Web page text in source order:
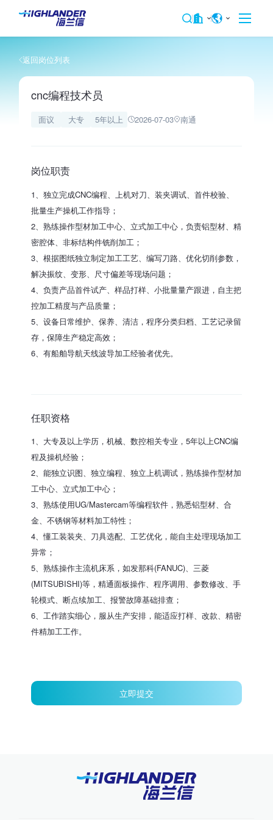
返回岗位列表
cnc编程技术员
面议 大专 5年以上 2026-07-03 南通
岗位职责
1、独立完成CNC编程、上机对刀、装夹调试、首件校验、
批量生产操机工作指导；
2、熟练操作型材加工中心、立式加工中心，负责铝型材、精
密腔体、非标结构件铣削加工；
3、根据图纸独立制定加工工艺、编写刀路、优化切削参数，
解决振纹、变形、尺寸偏差等现场问题；
4、负责产品首件试产、样品打样、小批量量产跟进，自主把
控加工精度与产品质量；
5、设备日常维护、保养、清洁，程序分类归档、工艺记录留
存，保障生产稳定高效；
6、有船舶导航天线波导加工经验者优先。
任职资格
1、大专及以上学历，机械、数控相关专业，5年以上CNC编
程及操机经验；
2、能独立识图、独立编程、独立上机调试，熟练操作型材加
工中心、立式加工中心；
3、熟练使用UG/Mastercam等编程软件，熟悉铝型材、合
金、不锈钢等材料加工特性；
4、懂工装装夹、刀具选配、工艺优化，能自主处理现场加工
异常；
5、熟练操作主流机床系，如发那科(FANUC)、三菱
(MITSUBISHI)等，精通面板操作、程序调用、参数修改、手
轮模式、断点续加工、报警故障基础排查；
6、工作踏实细心，服从生产安排，能适应打样、改款、精密
件精加工工作。
立即提交